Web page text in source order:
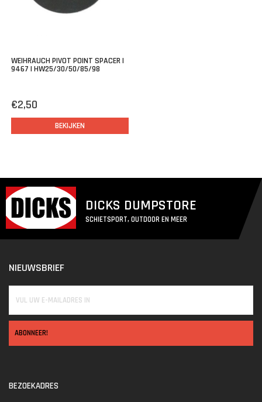
WEIHRAUCH PIVOT POINT SPACER |
9467 | HW25/30/50/85/98
€2,50
BEKIJKEN
DICKS DUMPSTORE
SCHIETSPORT, OUTDOOR EN MEER
NIEUWSBRIEF
ABONNEER!
BEZOEKADRES